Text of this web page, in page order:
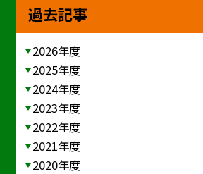
過去記事
2026年度
2025年度
2024年度
2023年度
2022年度
2021年度
2020年度